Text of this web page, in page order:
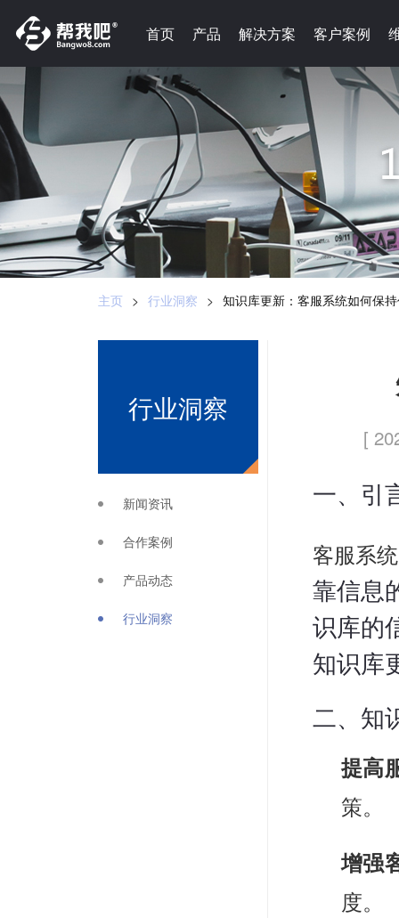
首页 产品 解决方案 客户案例
首页 产品 解决方案 客户案例
主页 > 行业洞察 > 知识库更新：客服系统如何保
行业洞察
新闻资讯
合作案例
产品动态
行业洞察
[
一、引
客服系统
靠信息
识库的
知识库
二、知
提高
策。
增强
度。